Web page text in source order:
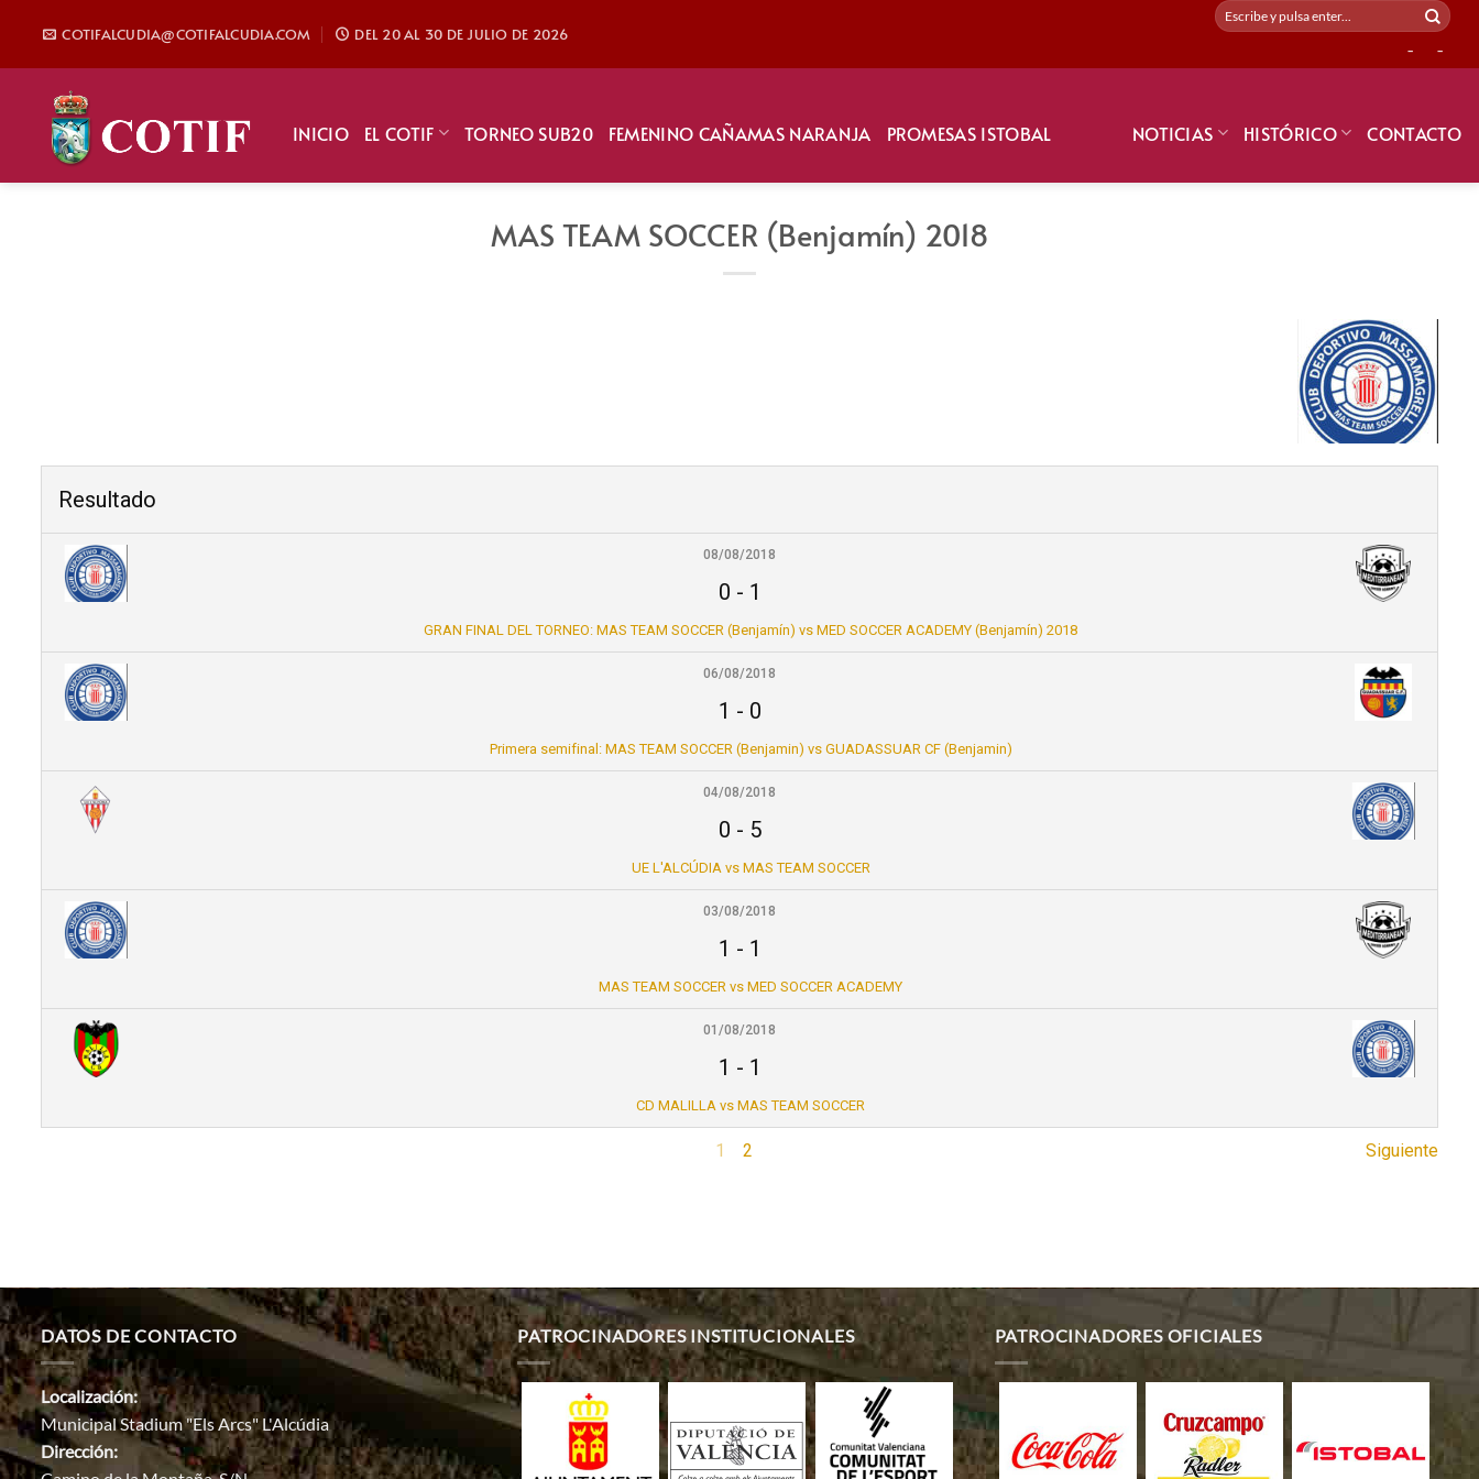
contenido
COTIFALCUDIA@COTIFALCUDIA.COM DEL 20 AL 30 DE JULIO DE 2026
- -
INICIO EL COTIF TORNEO SUB20 FEMENINO CAÑAMAS NARANJA PROMESAS ISTOBAL NOTICIAS HISTÓRICO CONTACTO
MAS TEAM SOCCER (Benjamín) 2018
Resultado
08/08/2018
0 - 1
GRAN FINAL DEL TORNEO: MAS TEAM SOCCER (Benjamín) vs MED SOCCER ACADEMY (Benjamín) 2018
06/08/2018
1 - 0
Primera semifinal: MAS TEAM SOCCER (Benjamin) vs GUADASSUAR CF (Benjamin)
04/08/2018
0 - 5
UE L'ALCÚDIA vs MAS TEAM SOCCER
03/08/2018
1 - 1
MAS TEAM SOCCER vs MED SOCCER ACADEMY
01/08/2018
1 - 1
CD MALILLA vs MAS TEAM SOCCER
1 2 Siguiente
DATOS DE CONTACTO
Localización:
Municipal Stadium "Els Arcs" L'Alcúdia
Dirección:
PATROCINADORES INSTITUCIONALES PATROCINADORES OFICIALES